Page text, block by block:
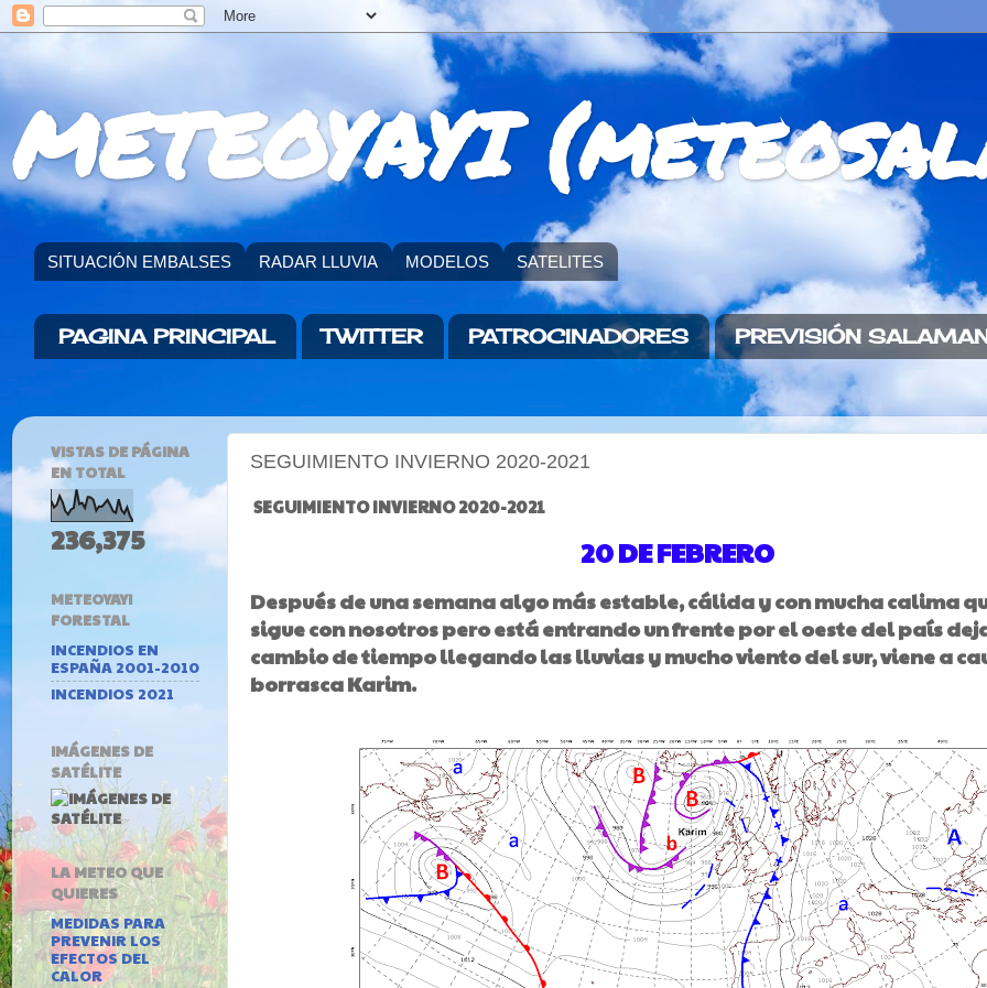
METEOYAYI
SITUACIÓN EMBALSES RADAR LLUVIA MODELOS SATELITES
PAGINA PRINCIPAL TWITTER PATROCINADORES PREVISIÓN
SEGUIMIENTO INVIERNO 2020-2021
SEGUIMIENTO INVIERNO 2020-2021
20 DE FEBRERO
Después de una semana algo más estable, cálida y con mucha calima
sigue con nosotros pero está entrando un frente por el oeste del país
cambio de tiempo llegando las lluvias y mucho viento del sur, viene a
borrasca Karim.
VISTAS DE PÁGINA
EN TOTAL
236,375
METEOYAYI
FORESTAL
INCENDIOS EN
ESPAÑA 2001-2010
INCENDIOS 2021
IMÁGENES DE
SATÉLITE
LA METEO QUE
QUIERES
MEDIDAS PARA
PREVENIR LOS
EFECTOS DEL
CALOR